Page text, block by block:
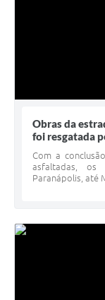
Obras da
foi resgatada
​Com a
asfaltadas, os
Paranápolis, até